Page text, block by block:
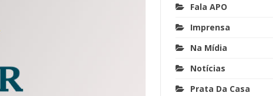
Fala APO
Imprensa
Na Mídia
Notícias
Prata Da Casa